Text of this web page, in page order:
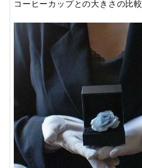
コーヒーカップとの大きさの比較